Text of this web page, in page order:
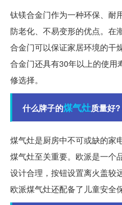
钛镁合金门作为一种环保、耐
防老化、不易变形的优点。在
合金门可以保证家居环境的干
合金门还具有30年以上的使用
修选择。
什么牌子的煤气灶质量好
煤气灶是厨房中不可或缺的家
煤气灶至关重要。欧派是一个
设计合理，按钮设置离火盖较
欧派煤气灶还配备了儿童安全